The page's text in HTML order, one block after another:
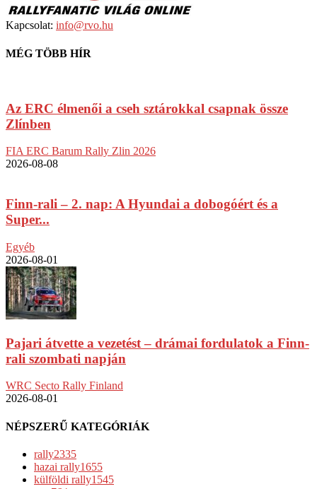
Kapcsolat: info@rvo.hu
MÉG TÖBB HÍR
Az ERC élmenői a cseh sztárokkal csapnak össze
Zlínben
FIA ERC Barum Rally Zlin 2026
2026-08-08
Finn-rali – 2. nap: A Hyundai a dobogóért és a
Super...
Egyéb
2026-08-01
Pajari átvette a vezetést – drámai fordulatok a Finn-
rali szombati napján
WRC Secto Rally Finland
2026-08-01
NÉPSZERŰ KATEGÓRIÁK
rally2335
hazai rally1655
külföldi rally1545